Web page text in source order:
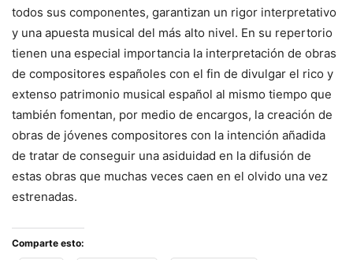
todos sus componentes, garantizan un rigor interpretativo
y una apuesta musical del más alto nivel. En su repertorio
tienen una especial importancia la interpretación de obras
de compositores españoles con el fin de divulgar el rico y
extenso patrimonio musical español al mismo tiempo que
también fomentan, por medio de encargos, la creación de
obras de jóvenes compositores con la intención añadida
de tratar de conseguir una asiduidad en la difusión de
estas obras que muchas veces caen en el olvido una vez
estrenadas.
Comparte esto: